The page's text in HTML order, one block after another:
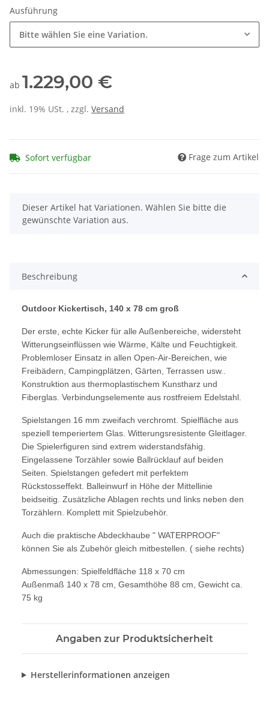
Ausführung
Bitte wählen Sie eine Variation.
ab 1.229,00 €
inkl. 19% USt. , zzgl. Versand
Sofort verfügbar Frage zum Artikel
x
Dieser Artikel hat Variationen. Wählen Sie bitte die
gewünschte Variation aus.
Beschreibung
Outdoor Kickertisch, 140 x 78 cm groß
Der erste, echte Kicker für alle Außenbereiche, widersteht
Witterungseinflüssen wie Wärme, Kälte und Feuchtigkeit.
Problemloser Einsatz in allen Open-Air-Bereichen, wie
Freibädern, Campingplätzen, Gärten, Terrassen usw..
Konstruktion aus thermoplastischem Kunstharz und
Fiberglas. Verbindungselemente aus rostfreiem Edelstahl.
Spielstangen 16 mm zweifach verchromt. Spielfläche aus
speziell temperiertem Glas. Witterungsresistente Gleitlager.
Die Spielerfiguren sind extrem widerstandsfähig.
Eingelassene Torzähler sowie Ballrücklauf auf beiden
Seiten. Spielstangen gefedert mit perfektem
Rückstosseffekt. Balleinwurf in Höhe der Mittellinie
beidseitig. Zusätzliche Ablagen rechts und links neben den
Torzählern. Komplett mit Spielzubehör.
Auch die praktische Abdeckhaube " WATERPROOF"
können Sie als Zubehör gleich mitbestellen. ( siehe rechts)
Abmessungen: Spielfeldfläche 118 x 70 cm
Außenmaß 140 x 78 cm, Gesamthöhe 88 cm, Gewicht ca.
75 kg
Angaben zur Produktsicherheit
Herstellerinformationen anzeigen